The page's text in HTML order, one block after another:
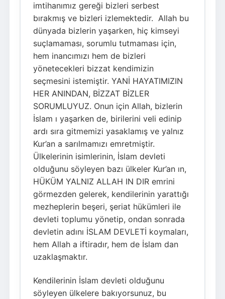
imtihanımız gereği bizleri serbest
bırakmış ve bizleri izlemektedir. Allah bu
dünyada bizlerin yaşarken, hiç kimseyi
suçlamaması, sorumlu tutmaması için,
hem inancımızı hem de bizleri
yönetecekleri bizzat kendimizin
seçmesini istemiştir. YANİ HAYATIMIZIN
HER ANINDAN, BİZZAT BİZLER
SORUMLUYUZ. Onun için Allah, bizlerin
İslam ı yaşarken de, birilerini veli edinip
ardı sıra gitmemizi yasaklamış ve yalnız
Kur’an a sarılmamızı emretmiştir.
Ülkelerinin isimlerinin, İslam devleti
olduğunu söyleyen bazı ülkeler Kur’an ın,
HÜKÜM YALNIZ ALLAH IN DIR emrini
görmezden gelerek, kendilerinin yarattığı
mezheplerin beşeri, şeriat hükümleri ile
devleti toplumu yönetip, ondan sonrada
devletin adını İSLAM DEVLETİ koymaları,
hem Allah a iftiradır, hem de İslam dan
uzaklaşmaktır.
Kendilerinin İslam devleti olduğunu
söyleyen ülkelere bakıyorsunuz, bu